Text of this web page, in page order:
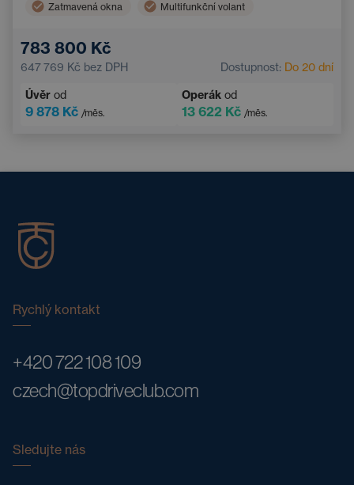
Zatmavená okna Multifunkční volant
Elektrické ovládání kufru
783 800 Kč
647 769 Kč bez DPH Dostupnost: Do 20 dní
Úvěr od
9 878 Kč /měs.
Operák od
13 622 Kč /měs.
Rychlý kontakt
+420 722 108 109
czech@topdriveclub.com
Sledujte nás